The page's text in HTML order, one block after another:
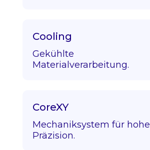
Cooling
Gekühlte
Materialverarbeitung.
CoreXY
Mechaniksystem für hohe
Präzision.